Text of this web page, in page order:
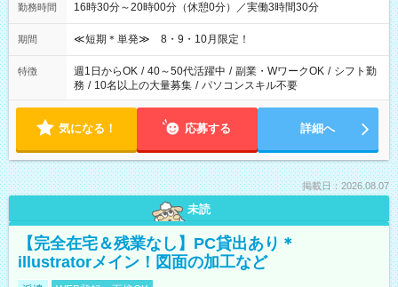
勤務時間 16時30分～20時00分（休憩0分）／実働3時間30分
期間 ≪短期＊単発≫ 8・9・10月限定！
特徴 週1日からOK / 40～50代活躍中 / 副業・WワークOK / シフト勤
務 / 10名以上の大量募集 / パソコンスキル不要
気になる！ 応募する 詳細へ
掲載日：2026.08.07
未読
【完全在宅＆残業なし】PC貸出あり＊
illustratorメイン！図面の加工など